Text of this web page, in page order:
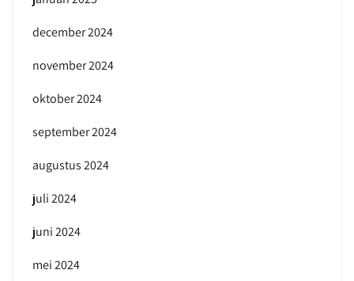
december 2024
november 2024
oktober 2024
september 2024
augustus 2024
juli 2024
juni 2024
mei 2024